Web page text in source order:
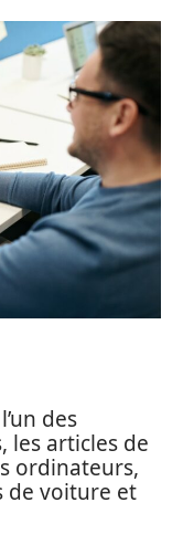
des
les articles de
ordinateurs,
de voiture et